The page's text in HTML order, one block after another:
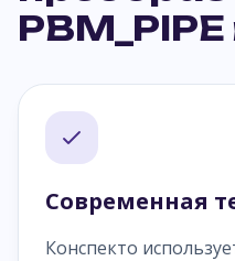
PBM_PIPE
Современная
Конспекто